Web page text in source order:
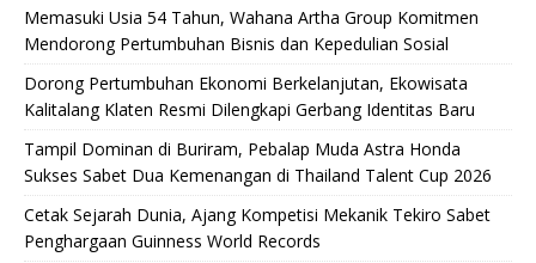
Memasuki Usia 54 Tahun, Wahana Artha Group Komitmen
Mendorong Pertumbuhan Bisnis dan Kepedulian Sosial
Dorong Pertumbuhan Ekonomi Berkelanjutan, Ekowisata
Kalitalang Klaten Resmi Dilengkapi Gerbang Identitas Baru
Tampil Dominan di Buriram, Pebalap Muda Astra Honda
Sukses Sabet Dua Kemenangan di Thailand Talent Cup 2026
Cetak Sejarah Dunia, Ajang Kompetisi Mekanik Tekiro Sabet
Penghargaan Guinness World Records